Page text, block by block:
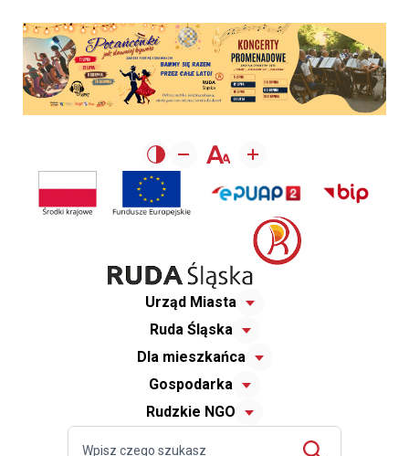
Urząd Miasta
Ruda Śląska
Dla mieszkańca
Gospodarka
Rudzkie NGO